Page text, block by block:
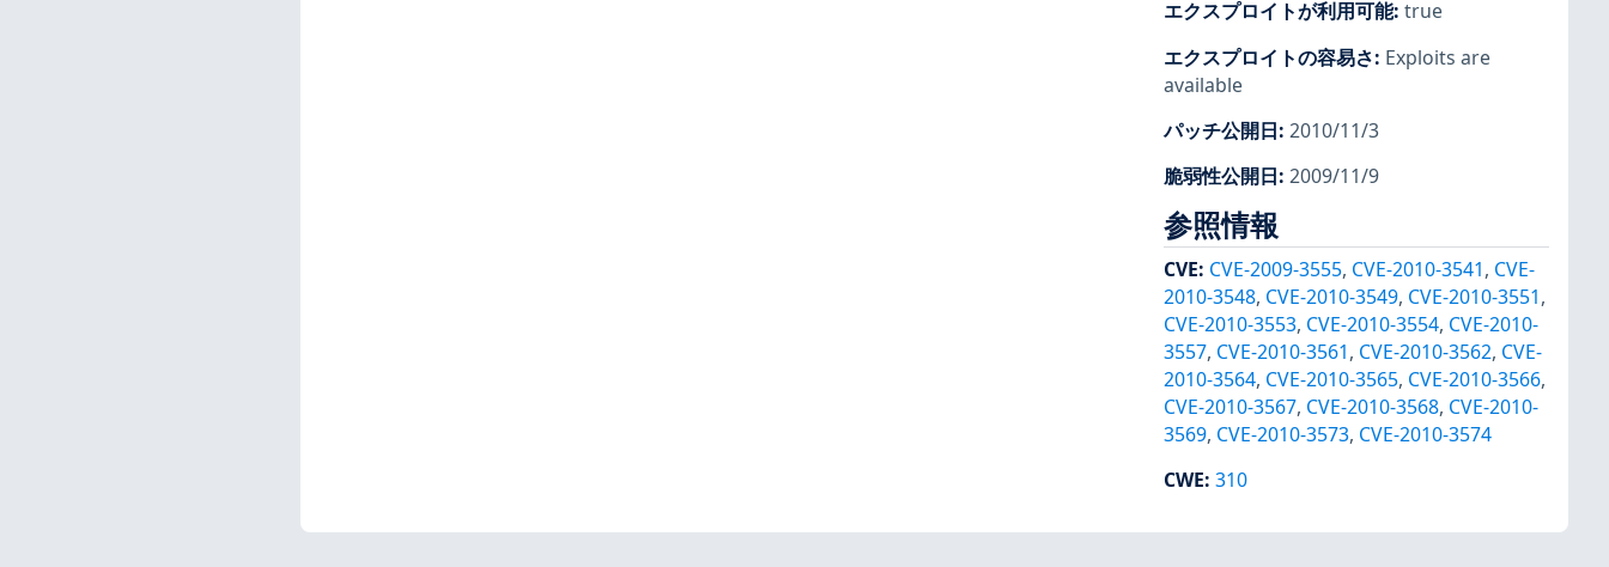
エクスプロイトが利用可能: true
エクスプロイトの容易さ: Exploits are
available
パッチ公開日: 2010/11/3
脆弱性公開日: 2009/11/9
参照情報
CVE: CVE-2009-3555, CVE-2010-3541, CVE-
2010-3548, CVE-2010-3549, CVE-2010-3551,
CVE-2010-3553, CVE-2010-3554, CVE-2010-
3557, CVE-2010-3561, CVE-2010-3562, CVE-
2010-3564, CVE-2010-3565, CVE-2010-3566,
CVE-2010-3567, CVE-2010-3568, CVE-2010-
3569, CVE-2010-3573, CVE-2010-3574
CWE: 310